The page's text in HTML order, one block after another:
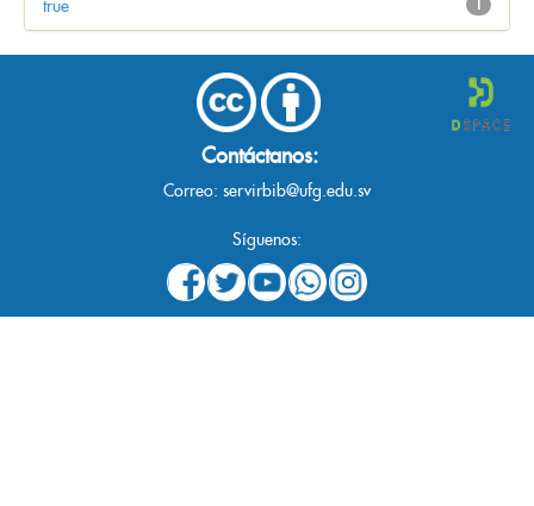
1
true
Contáctanos:
Correo: servirbib@ufg.edu.sv
Síguenos: